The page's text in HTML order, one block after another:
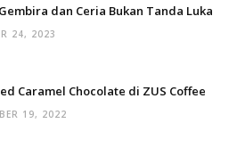
dan Ceria Bukan Tanda Luka
24, 2023
Caramel Chocolate di ZUS Coffee
19, 2022